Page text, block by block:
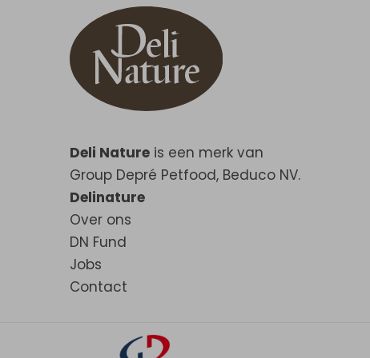
Deli Nature is een merk van
Group Depré Petfood, Beduco NV.
Delinature
Over ons
DN Fund
Jobs
Contact